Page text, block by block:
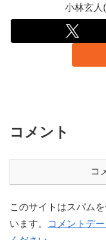
小林玄人
コメント
コ
このサイトはスパム
います。
コメントデ